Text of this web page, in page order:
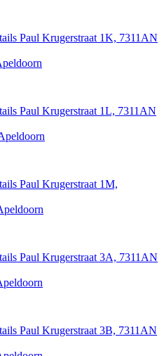
Paul Krugerstraat 1K, 7311AN
Paul Krugerstraat 1L, 7311AN
Paul Krugerstraat 1M,
Paul Krugerstraat 3A, 7311AN
Paul Krugerstraat 3B, 7311AN